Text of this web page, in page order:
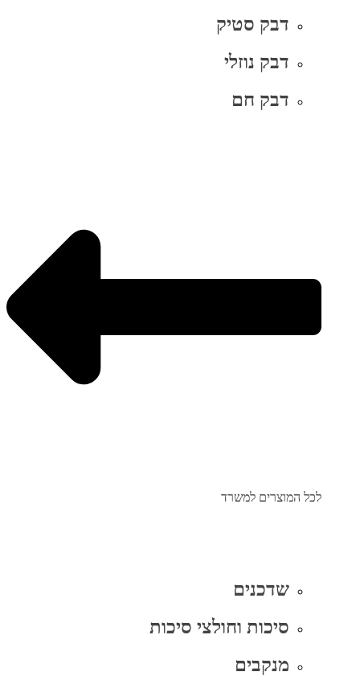
דבק סטיק
דבק נוזלי
דבק חם
לכל המוצרים למשרד
שדכנים
סיכות וחולצי סיכות
מנקבים